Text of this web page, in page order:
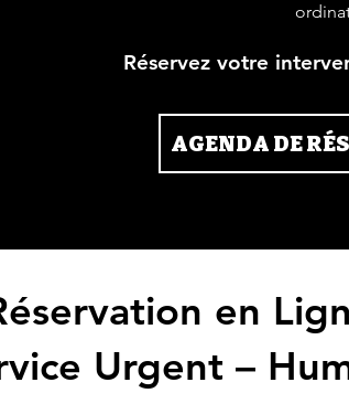
Réservez votre
AGENDA DE
en
Urgent –